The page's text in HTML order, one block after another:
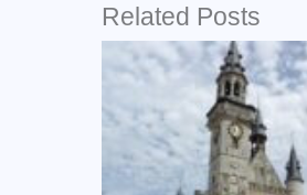
Related Posts